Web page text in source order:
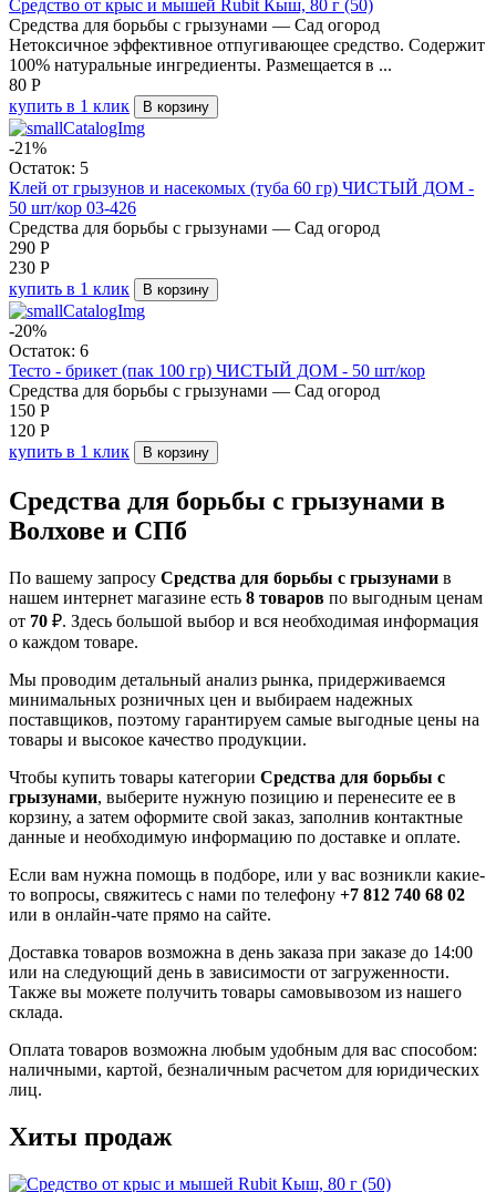
Средство от крыс и мышей Rubit Кыш, 80 г (50)
Средства для борьбы с грызунами — Сад огород
Нетоксичное эффективное отпугивающее средство. Содержит
100% натуральные ингредиенты. Размещается в ...
80 Р
купить в 1 клик
В корзину
-21%
Остаток: 5
Клей от грызунов и насекомых (туба 60 гр) ЧИСТЫЙ ДОМ -
50 шт/кор 03-426
Средства для борьбы с грызунами — Сад огород
290 Р
230 Р
купить в 1 клик
В корзину
-20%
Остаток: 6
Тесто - брикет (пак 100 гр) ЧИСТЫЙ ДОМ - 50 шт/кор
Средства для борьбы с грызунами — Сад огород
150 Р
120 Р
купить в 1 клик
В корзину
Средства для борьбы с грызунами в
Волхове и СПб
По вашему запросу Средства для борьбы с грызунами в
нашем интернет магазине есть 8 товаров по выгодным ценам
от 70 ₽. Здесь большой выбор и вся необходимая информация
о каждом товаре.
Мы проводим детальный анализ рынка, придерживаемся
минимальных розничных цен и выбираем надежных
поставщиков, поэтому гарантируем самые выгодные цены на
товары и высокое качество продукции.
Чтобы купить товары категории Средства для борьбы с
грызунами, выберите нужную позицию и перенесите ее в
корзину, а затем оформите свой заказ, заполнив контактные
данные и необходимую информацию по доставке и оплате.
Если вам нужна помощь в подборе, или у вас возникли какие-
то вопросы, свяжитесь с нами по телефону +7 812 740 68 02
или в онлайн-чате прямо на сайте.
Доставка товаров возможна в день заказа при заказе до 14:00
или на следующий день в зависимости от загруженности.
Также вы можете получить товары самовывозом из нашего
склада.
Оплата товаров возможна любым удобным для вас способом:
наличными, картой, безналичным расчетом для юридических
лиц.
Хиты продаж